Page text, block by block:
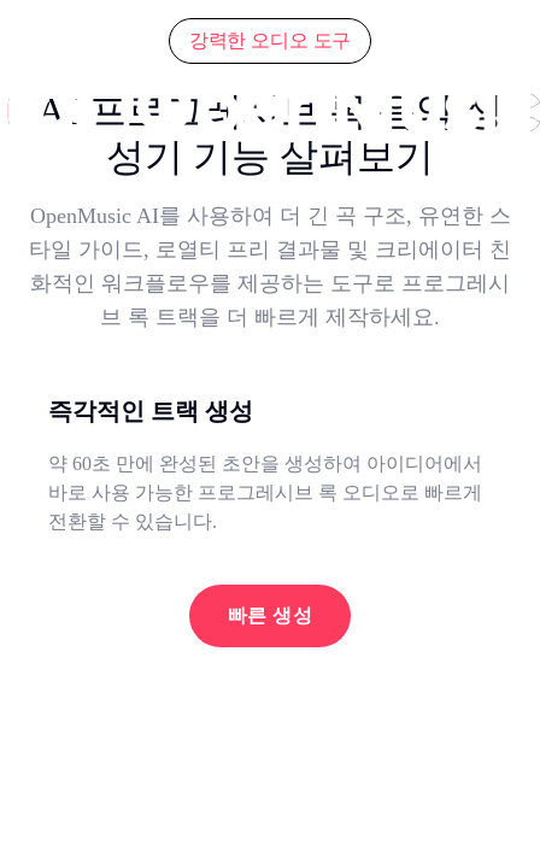
강력한 오디오 도구
AI 프로그레시브 록 음악 생
성기 기능 살펴보기
OpenMusic AI를 사용하여 더 긴 곡 구조, 유연한 스
타일 가이드, 로열티 프리 결과물 및 크리에이터 친
화적인 워크플로우를 제공하는 도구로 프로그레시
브 록 트랙을 더 빠르게 제작하세요.
즉각적인 트랙 생성
약 60초 만에 완성된 초안을 생성하여 아이디어에서
바로 사용 가능한 프로그레시브 록 오디오로 빠르게
전환할 수 있습니다.
빠른 생성